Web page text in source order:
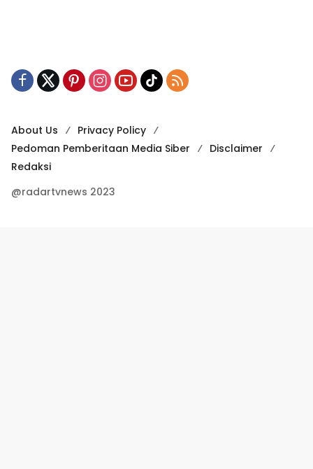
About Us
Privacy Policy
Pedoman Pemberitaan Media Siber
Disclaimer
Redaksi
@radartvnews 2023